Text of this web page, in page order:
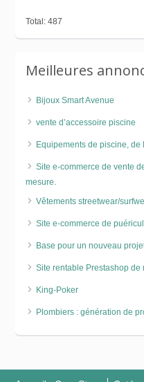
Total: 487
Meilleures
Bijoux Smart Avenue
vente d’accessoire piscine
Equipements de piscine, de
Site e-commerce de vente
mesure.
Vêtements streetwear/
Site e-commerce de
Base pour un nouveau
Site rentable Prestashop
King-Poker
Plombiers : génération de